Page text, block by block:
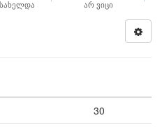
არ ვიცი
30